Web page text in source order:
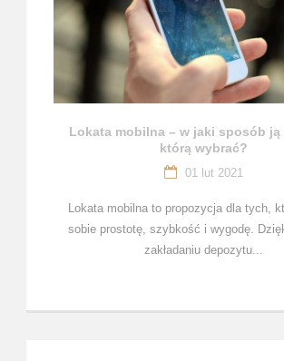
Lokata mobilna – w jaki sposób ją
którą wybrać?
01 lut 2021
Lokata mobilna to propozycja dla tych,
sobie prostotę, szybkość i wygodę.
zakładaniu depozytu...